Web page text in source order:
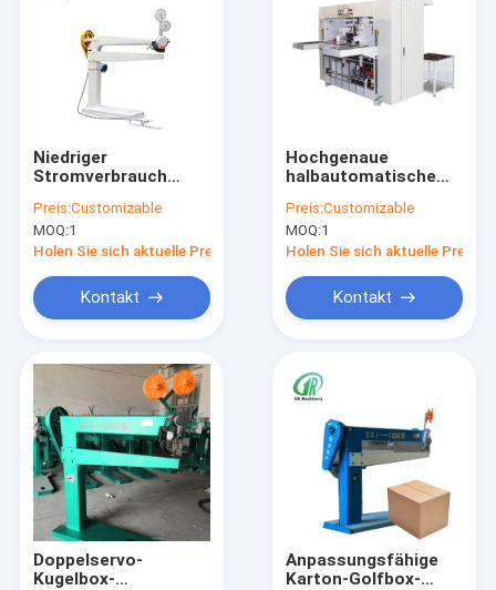
Niedriger
Stromverbrauch
verstellbarer
industrieller Einsatz
Preis:Customizable
MOQ:1
Holen Sie sich aktuelle Preis
Kontakt
Hochgenaue
halbautomatische
Stichmaschine für
Wellenschachtel
Preis:Customizable
MOQ:1
Holen Sie sich aktuelle Preis
Kontakt
Doppelservo-
Kugelbox-
Anpassungsfähige
Karton-Golfbox-